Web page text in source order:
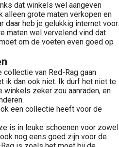
dat winkels wel aangeven
alleen grote maten verkopen en
daar heb je gelukkig internet voor.
maten wel vervelend vind dat
om de voeten even goed op
van Red-Rag gaan
ik dan ook niet. Ik durf het niet te
zeker zou aanraden, en
een collectie heeft voor de
is in leuke schoenen voor zowel
nog eens goed zijn voor de